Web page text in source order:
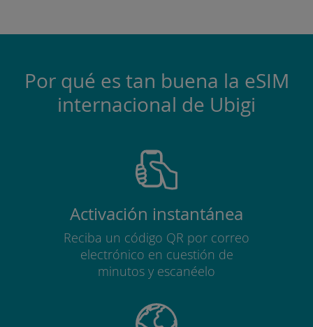
Por qué es tan buena la eSIM
internacional de Ubigi
Activación instantánea
Reciba un código QR por correo
electrónico en cuestión de
minutos y escanéelo